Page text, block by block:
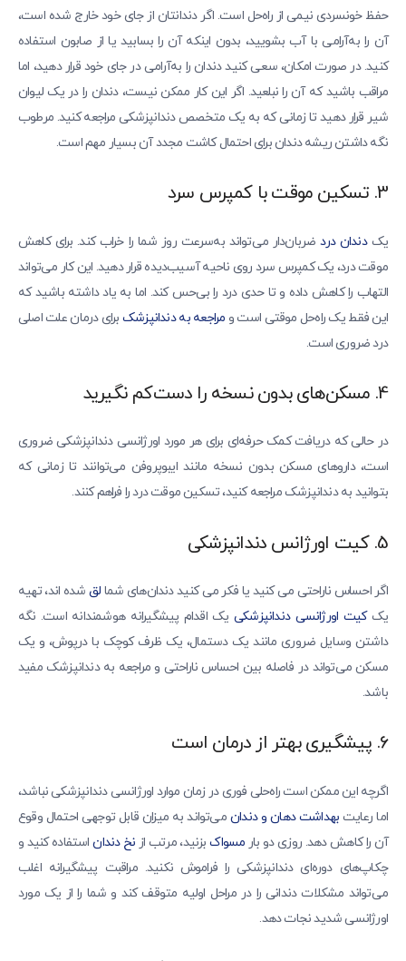
حفظ خونسردی نیمی از راه‌حل است. اگر دندانتان از جای خود خارج شده است،
آن را به‌آرامی با آب بشویید، بدون اینکه آن را بسابید یا از صابون استفاده
کنید. در صورت امکان، سعی کنید دندان را به‌آرامی در جای خود قرار دهید، اما
مراقب باشید که آن را نبلعید. اگر این کار ممکن نیست، دندان را در یک لیوان
شیر قرار دهید تا زمانی که به یک متخصص دندانپزشکی مراجعه کنید. مرطوب
نگه داشتن ریشه دندان برای احتمال کاشت مجدد آن بسیار مهم است.
3. تسکین موقت با کمپرس سرد
یکدندان‌ دردضربان‌دار می‌تواند به‌سرعت روز شما را خراب کند. برای کاهش
موقت درد، یک کمپرس سرد روی ناحیه آسیب‌دیده قرار دهید. این کار می‌تواند
التهاب را کاهش داده و تا حدی درد را بی‌حس کند. اما به یاد داشته باشید که
این فقط یک راه‌حل موقتی است و مراجعه به دندانپزشکبرای درمان علت اصلی
درد ضروری است.
4. مسکن‌های بدون نسخه را دست‌کم نگیرید
در حالی که دریافت کمک حرفه‌ای برای هر مورد اورژانسی دندانپزشکی ضروری
است، داروهای مسکن بدون نسخه مانند ایبوپروفن می‌توانند تا زمانی که
بتوانید به دندانپزشک مراجعه کنید، تسکین موقت درد را فراهم کنند.
5. کیت اورژانس دندانپزشکی
اگر احساس ناراحتی می کنید یا فکر می کنید دندان‌های شما لق شده اند، تهیه
یک کیت اورژانسی دندانپزشکییک اقدام پیشگیرانه هوشمندانه است. نگه
داشتن وسایل ضروری مانند یک دستمال، یک ظرف کوچک با درپوش، و یک
مسکن می‌تواند در فاصله بین احساس ناراحتی و مراجعه به دندانپزشک مفید
باشد.
6. پیشگیری بهتر از درمان است
اگرچه این ممکن است راه‌حلی فوری در زمان موارد اورژانسی دندانپزشکی نباشد،
اما رعایت بهداشت دهان و دندان می‌تواند به میزان قابل توجهی احتمال وقوع
آن را کاهش دهد. روزی دو بار مسواکبزنید، مرتب از نخ دنداناستفاده کنید و
چکاپ‌های دوره‌ای دندانپزشکی را فراموش نکنید. مراقبت پیشگیرانه اغلب
می‌تواند مشکلات دندانی را در مراحل اولیه متوقف کند و شما را از یک مورد
اورژانسی شدید نجات دهد.